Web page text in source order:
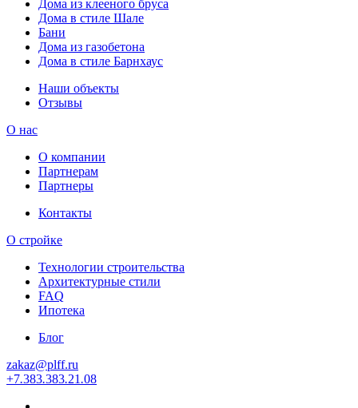
Дома из клееного бруса
Дома в стиле Шале
Бани
Дома из газобетона
Дома в стиле Барнхаус
Наши объекты
Отзывы
О нас
О компании
Партнерам
Партнеры
Контакты
О стройке
Технологии строительства
Архитектурные стили
FAQ
Ипотека
Блог
zakaz@plff.ru
+7.383.383.21.08